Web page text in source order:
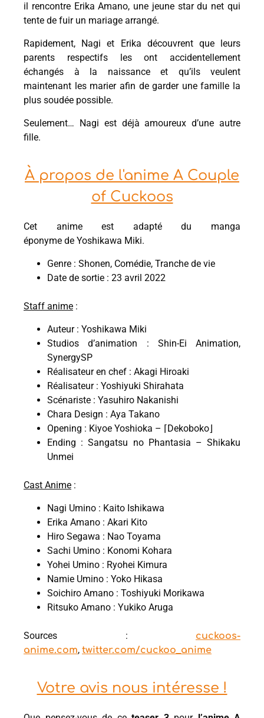
il rencontre Erika Amano, une jeune star du net qui
tente de fuir un mariage arrangé.
Rapidement, Nagi et Erika découvrent que leurs
parents respectifs les ont accidentellement
échangés à la naissance et qu’ils veulent
maintenant les marier afin de garder une famille la
plus soudée possible.
Seulement… Nagi est déjà amoureux d’une autre
fille.
À propos de l'anime A Couple
of Cuckoos
Cet anime est adapté du manga
éponyme de Yoshikawa Miki.
Genre : Shonen, Comédie, Tranche de vie
Date de sortie : 23 avril 2022
Staff anime :
Auteur : Yoshikawa Miki
Studios d’animation : Shin-Ei Animation,
SynergySP
Réalisateur en chef : Akagi Hiroaki
Réalisateur : Yoshiyuki Shirahata
Scénariste : Yasuhiro Nakanishi
Chara Design : Aya Takano
Opening : Kiyoe Yoshioka – ⌈Dekoboko⌋
Ending : Sangatsu no Phantasia – Shikaku
Unmei
Cast Anime :
Nagi Umino : Kaito Ishikawa
Erika Amano : Akari Kito
Hiro Segawa : Nao Toyama
Sachi Umino : Konomi Kohara
Yohei Umino : Ryohei Kimura
Namie Umino : Yoko Hikasa
Soichiro Amano : Toshiyuki Morikawa
Ritsuko Amano : Yukiko Aruga
Sources : cuckoos-
anime.com, twitter.com/cuckoo_anime
Votre avis nous intéresse !